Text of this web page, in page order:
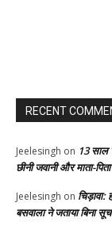
RECENT
Jeelesingh on 13 साल
छीनी जवानी और माता-पिता
Jeelesingh on चिड़ावा:
बसवाला ने जताया बिना